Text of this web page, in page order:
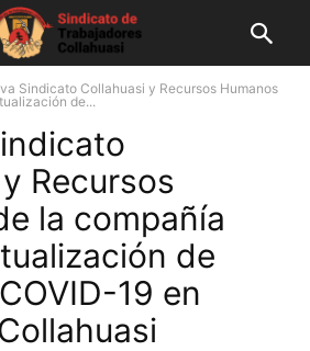
Sindicato Collahuasi y Recursos Humanos
de...
Recursos
la compañía
de
19 en